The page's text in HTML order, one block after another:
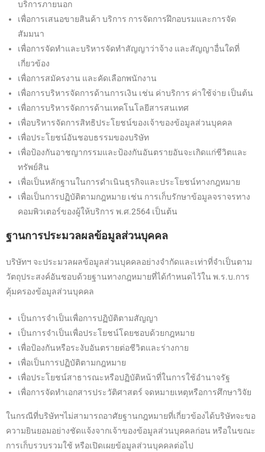
บริการภายนอก
เพื่อการเสนอขายสินค้า บริการ การจัดการฝึกอบรมและการจัด
สัมมนา
เพื่อการจัดทำและบริหารจัดทำสัญญาว่าจ้าง และสัญญาอื่นใดที่
เกี่ยวข้อง
เพื่อการสมัครงาน และคัดเลือกพนักงาน
เพื่อการบริหารจัดการด้านการเงิน เช่น ค่าบริการ ค่าใช้จ่าย เป็นต้น
เพื่อการบริหารจัดการด้านเทคโนโลยีสารสนเทศ
เพื่อบริหารจัดการสิทธิประโยชน์ของเจ้าของข้อมูลส่วนบุคคล
เพื่อประโยชน์อันชอบธรรมของบริษัท
เพื่อป้องกันอาชญากรรมและป้องกันอันตรายอันจะเกิดแก่ชีวิตและ
ทรัพย์สิน
เพื่อเป็นหลักฐานในการดำเนินธุรกิจและประโยชน์ทางกฎหมาย
เพื่อเป็นการปฏิบัติตามกฎหมาย เช่น การเก็บรักษาข้อมูลจราจรทาง
คอมพิวเตอร์ของผู้ให้บริการ พ.ศ.2564 เป็นต้น
ฐานการประมวลผลข้อมูลส่วนบุคคล
บริษัทฯ จะประมวลผลข้อมูลส่วนบุคคลอย่างจำกัดและเท่าที่จำเป็นตาม
วัตถุประสงค์อันชอบด้วยฐานทางกฎหมายที่ได้กำหนดไว้ใน พ.ร.บ.การ
คุ้มครองข้อมูลส่วนบุคคล
เป็นการจำเป็นเพื่อการปฏิบัติตามสัญญา
เป็นการจำเป็นเพื่อประโยชน์โดยชอบด้วยกฎหมาย
เพื่อป้องกันหรือระงับอันตรายต่อชีวิตและร่างกาย
เพื่อเป็นการปฏิบัติตามกฎหมาย
เพื่อประโยชน์สาธารณะหรือปฏิบัติหน้าที่ในการใช้อำนาจรัฐ
เพื่อการจัดทำเอกสารประวัติศาสตร์ จดหมายเหตุหรือการศึกษาวิจัย
ในกรณีที่บริษัทฯไม่สามารถอาศัยฐานกฎหมายที่เกี่ยวข้องได้บริษัทจะขอ
ความยินยอมอย่างชัดแจ้งจากเจ้าของข้อมูลส่วนบุคคลก่อน หรือในขณะ
การเก็บรวบรวมใช้ หรือเปิดเผยข้อมูลส่วนบุคคลต่อไป